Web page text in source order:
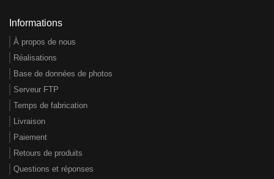
Informations
À propos de nous
Réalisations
Base de données de photos
Serveur FTP
Temps de fabrication
Livraison
Paiement
Retours de produits
Questions et réponses